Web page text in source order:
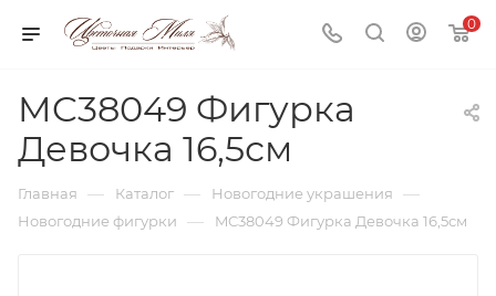
0
MC38049 Фигурка
Девочка 16,5см
Главная — Каталог — Новогодние украшения —
Новогодние фигурки — MC38049 Фигурка Девочка 16,5см